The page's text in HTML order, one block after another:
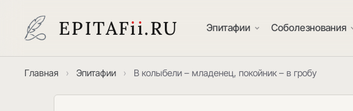
EPITAFii.RU Эпитафии Соболезнования
Главная › Эпитафии › В колыбели – младенец, покойник – в гробу